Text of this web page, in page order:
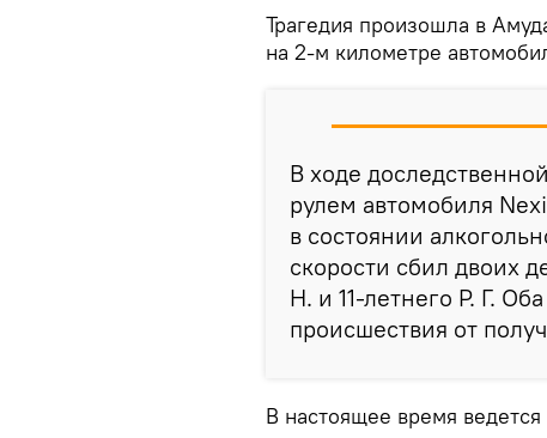
Трагедия произошла в
на 2-м километре
В ходе
рулем автомобиля
в состоянии
скорости сбил двоих
Н. и 11-летнего Р. Г.
происшествия от
В настоящее время ведется